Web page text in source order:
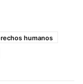
humanos